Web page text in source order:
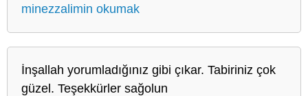
minezzalimin okumak
İnşallah yorumladığınız gibi çıkar. Tabiriniz çok
güzel. Teşekkürler sağolun